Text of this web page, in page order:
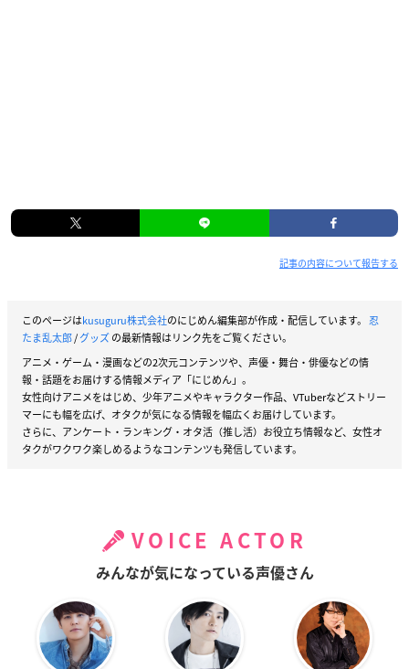
記事の内容について報告する
このページはkusuguru株式会社のにじめん編集部が作成・配信しています。 忍
たま乱太郎/グッズの最新情報はリンク先をご覧ください。
アニメ・ゲーム・漫画などの2次元コンテンツや、声優・舞台・俳優などの情
報・話題をお届けする情報メディア「にじめん」。
女性向けアニメをはじめ、少年アニメやキャラクター作品、VTuberなどストリー
マーにも幅を広げ、オタクが気になる情報を幅広くお届けしています。
さらに、アンケート・ランキング・オタ活（推し活）お役立ち情報など、女性オ
タクがワクワク楽しめるようなコンテンツも発信しています。
VOICE ACTOR
みんなが気になっている声優さん